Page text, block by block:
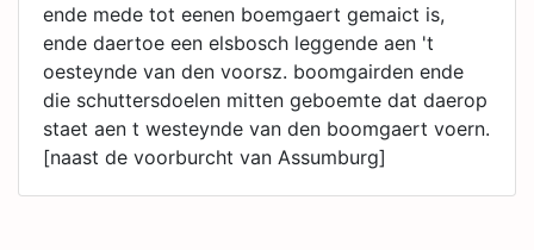
ende mede tot eenen boemgaert gemaict is,
ende daertoe een elsbosch leggende aen 't
oesteynde van den voorsz. boomgairden ende
die schuttersdoelen mitten geboemte dat daerop
staet aen t westeynde van den boomgaert voern.
[naast de voorburcht van Assumburg]